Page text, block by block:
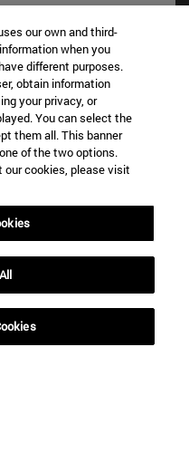
ventana)
en nueva ventana)
en nueva ventana)
our own and third-
when you
different purposes.
obtain information
your privacy, or
You can select the
them all. This banner
of the two options.
our cookies, please visit